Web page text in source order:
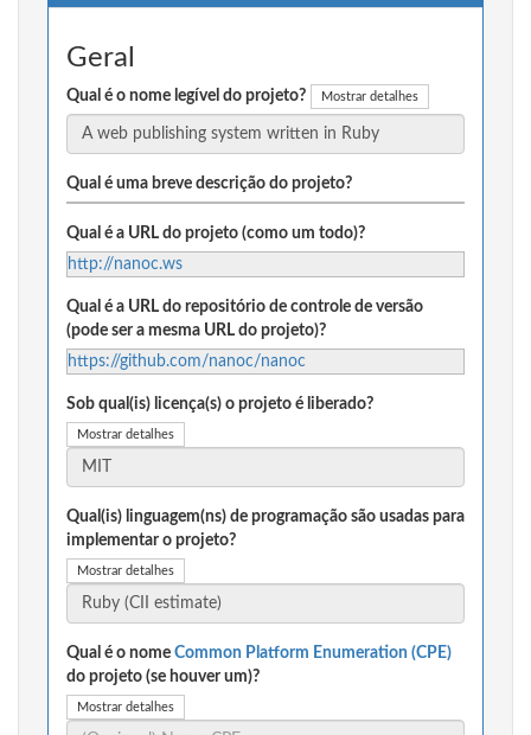
Geral
Qual é o nome legível do projeto? Mostrar detalhes
Qual é uma breve descrição do projeto?
Qual é a URL do projeto (como um todo)?
http://nanoc.ws
Qual é a URL do repositório de controle de versão
(pode ser a mesma URL do projeto)?
https://github.com/nanoc/nanoc
Sob qual(is) licença(s) o projeto é liberado?
Mostrar detalhes
Qual(is) linguagem(ns) de programação são usadas para
implementar o projeto?
Mostrar detalhes
Qual é o nome Common Platform Enumeration (CPE)
do projeto (se houver um)?
Mostrar detalhes